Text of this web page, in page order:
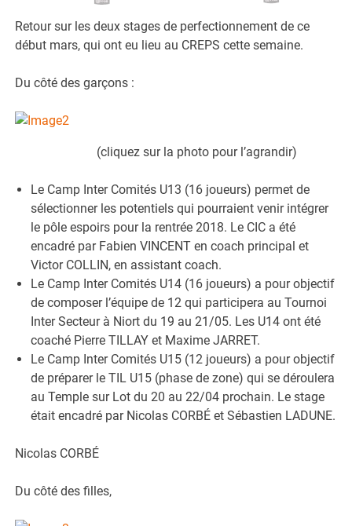
Retour sur les deux stages de perfectionnement de ce
début mars, qui ont eu lieu au CREPS cette semaine.
Du côté des garçons :
(cliquez sur la photo pour l’agrandir)
Le Camp Inter Comités U13 (16 joueurs) permet de
sélectionner les potentiels qui pourraient venir intégrer
le pôle espoirs pour la rentrée 2018. Le CIC a été
encadré par Fabien VINCENT en coach principal et
Victor COLLIN, en assistant coach.
Le Camp Inter Comités U14 (16 joueurs) a pour objectif
de composer l’équipe de 12 qui participera au Tournoi
Inter Secteur à Niort du 19 au 21/05. Les U14 ont été
coaché Pierre TILLAY et Maxime JARRET.
Le Camp Inter Comités U15 (12 joueurs) a pour objectif
de préparer le TIL U15 (phase de zone) qui se déroulera
au Temple sur Lot du 20 au 22/04 prochain. Le stage
était encadré par Nicolas CORBÉ et Sébastien LADUNE.
Nicolas CORBÉ
Du côté des filles,